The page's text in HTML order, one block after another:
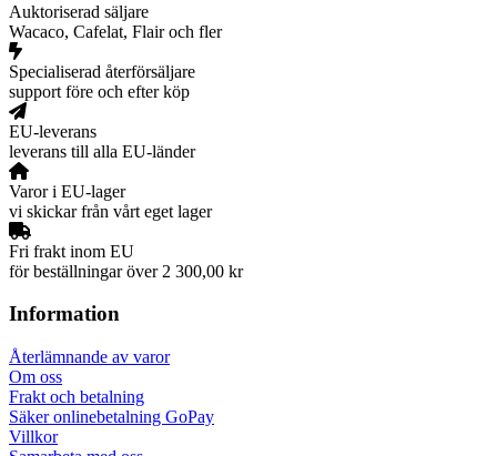
Auktoriserad säljare
Wacaco, Cafelat, Flair och fler
Specialiserad återförsäljare
support före och efter köp
EU-leverans
leverans till alla EU-länder
Varor i EU-lager
vi skickar från vårt eget lager
Fri frakt inom EU
för beställningar över 2 300,00 kr
Information
Återlämnande av varor
Om oss
Frakt och betalning
Säker onlinebetalning GoPay
Villkor